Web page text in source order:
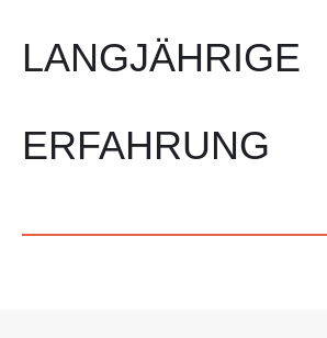
LANGJÄHRIGE
ERFAHRUNG